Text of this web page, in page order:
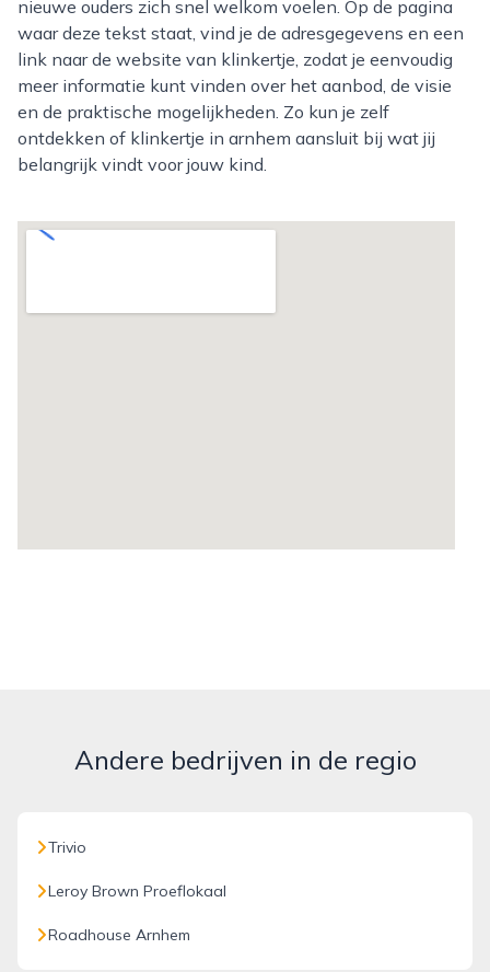
nieuwe ouders zich snel welkom voelen. Op de pagina
waar deze tekst staat, vind je de adresgegevens en een
link naar de website van klinkertje, zodat je eenvoudig
meer informatie kunt vinden over het aanbod, de visie
en de praktische mogelijkheden. Zo kun je zelf
ontdekken of klinkertje in arnhem aansluit bij wat jij
belangrijk vindt voor jouw kind.
Andere bedrijven in de regio
Trivio
Leroy Brown Proeflokaal
Roadhouse Arnhem